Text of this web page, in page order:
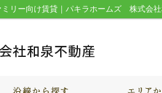
リー向け賃貸｜パキラホームズ 株式会